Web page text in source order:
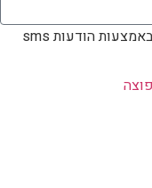
אני מאשר/ת קבלת תוכן פרסומי מתמרא באמצעות הודעות sms